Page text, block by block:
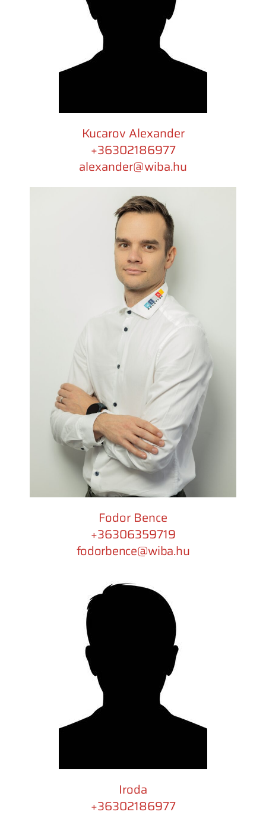
Kucarov Alexander
+36302186977​
alexander@wiba.hu
Fodor Bence
+36306359719
fodorbence@wiba.hu
Iroda
+36302186977